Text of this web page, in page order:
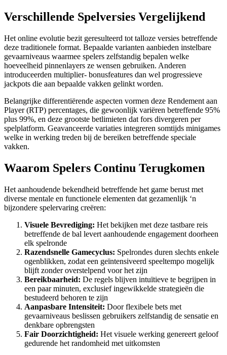
Verschillende Spelversies Vergelijkend
Het online evolutie bezit geresulteerd tot talloze versies betreffende
deze traditionele format. Bepaalde varianten aanbieden instelbare
gevaarniveaus waarmee spelers zelfstandig bepalen welke
hoeveelheid pinnenlayers ze wensen gebruiken. Anderen
introduceerden multiplier- bonusfeatures dan wel progressieve
jackpots die aan bepaalde vakken gelinkt worden.
Belangrijke differentiërende aspecten vormen deze Rendement aan
Player (RTP) percentages, die gewoonlijk variëren betreffende 95%
plus 99%, en deze grootste betlimieten dat fors divergeren per
spelplatform. Geavanceerde variaties integreren somtijds minigames
welke in werking treden bij de bereiken betreffende speciale
vakken.
Waarom Spelers Continu Terugkomen
Het aanhoudende bekendheid betreffende het game berust met
diverse mentale en functionele elementen dat gezamenlijk ‘n
bijzondere spelervaring creëren:
Visuele Bevrediging: Het bekijken met deze tastbare reis
betreffende de bal levert aanhoudende engagement doorheen
elk spelronde
Razendsnelle Gamecyclus: Spelrondes duren slechts enkele
ogenblikken, zodat een geïntensiveerd speeltempo mogelijk
blijft zonder overstelpend voor het zijn
Bereikbaarheid: De regels blijven intuïtieve te begrijpen in
een paar minuten, exclusief ingewikkelde strategieën die
bestudeerd behoren te zijn
Aanpasbare Intensiteit: Door flexibele bets met
gevaarniveaus beslissen gebruikers zelfstandig de sensatie en
denkbare opbrengsten
Fair Doorzichtigheid: Het visuele werking genereert geloof
gedurende het randomheid met uitkomsten